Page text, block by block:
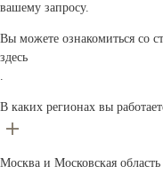
вашему запросу.
Вы можете ознакомиться со
здесь
.
В каких регионах вы
Москва и Московская область